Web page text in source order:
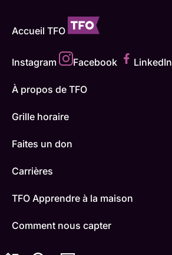
Accueil TFO
Instagram Facebook LinkedIn
À propos de TFO
Grille horaire
Faites un don
Carrières
TFO Apprendre à la maison
Comment nous capter
Contactez-nous